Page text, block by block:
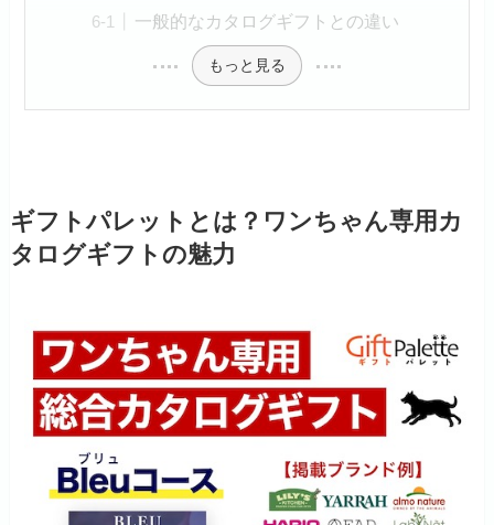
一般的なカタログギフトとの違い
もっと見る
ギフトパレットとは？ワンちゃん専用カ
タログギフトの魅力